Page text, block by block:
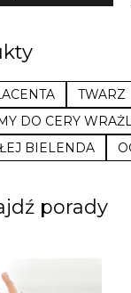
TWARZ
DO CERY
BIELENDA
porady